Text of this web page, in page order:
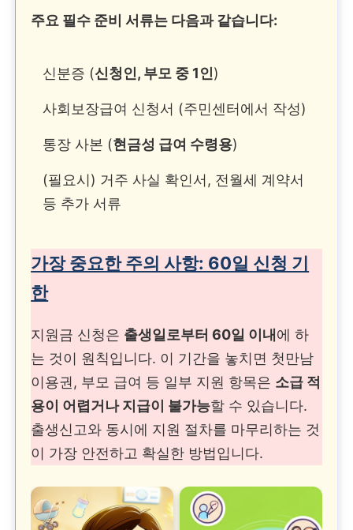
주요 필수 준비 서류는 다음과 같습니다:
신분증 (신청인, 부모 중 1인)
사회보장급여 신청서 (주민센터에서 작성)
통장 사본 (현금성 급여 수령용)
(필요시) 거주 사실 확인서, 전월세 계약서
등 추가 서류
가장 중요한 주의 사항: 60일 신청 기
한
지원금 신청은 출생일로부터 60일 이내에 하
는 것이 원칙입니다. 이 기간을 놓치면 첫만남
이용권, 부모 급여 등 일부 지원 항목은 소급 적
용이 어렵거나 지급이 불가능할 수 있습니다.
출생신고와 동시에 지원 절차를 마무리하는 것
이 가장 안전하고 확실한 방법입니다.